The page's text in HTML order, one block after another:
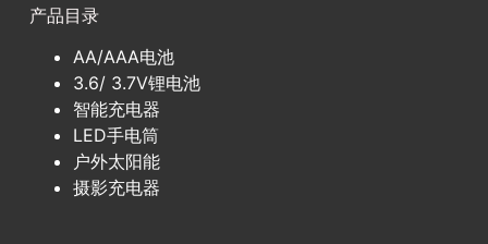
产品目录
AA/AAA电池
3.6/ 3.7V锂电池
智能充电器
LED手电筒
户外太阳能
摄影充电器